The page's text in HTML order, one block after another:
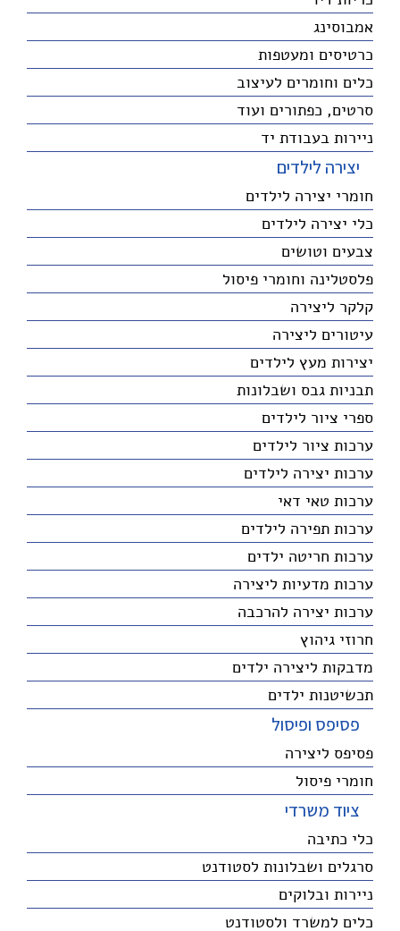
אמבוסינג
כרטיסים ומעטפות
כלים וחומרים לעיצוב
סרטים, כפתורים ועוד
ניירות בעבודת יד
יצירה לילדים
חומרי יצירה לילדים
כלי יצירה לילדים
צבעים וטושים
פלסטלינה וחומרי פיסול
קלקר ליצירה
עיטורים ליצירה
יצירות מעץ לילדים
תבניות גבס ושבלונות
ספרי ציור לילדים
ערכות ציור לילדים
ערכות יצירה לילדים
ערכות טאי דאי
ערכות תפירה לילדים
ערכות חריטה ילדים
ערכות מדעיות ליצירה
ערכות יצירה להרכבה
חרוזי גיהוץ
מדבקות ליצירה ילדים
תכשיטנות ילדים
פסיפס ופיסול
פסיפס ליצירה
חומרי פיסול
ציוד משרדי
כלי כתיבה
סרגלים ושבלונות לסטודנט
ניירות ובלוקים
כלים למשרד ולסטודנט